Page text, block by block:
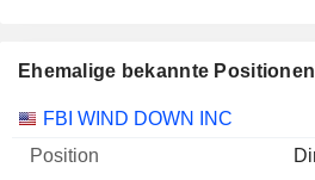
Ehemalige bekannte
Unternehmen Position Ende
FBI WIND DOWN INC